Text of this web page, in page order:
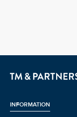
INFORMATION